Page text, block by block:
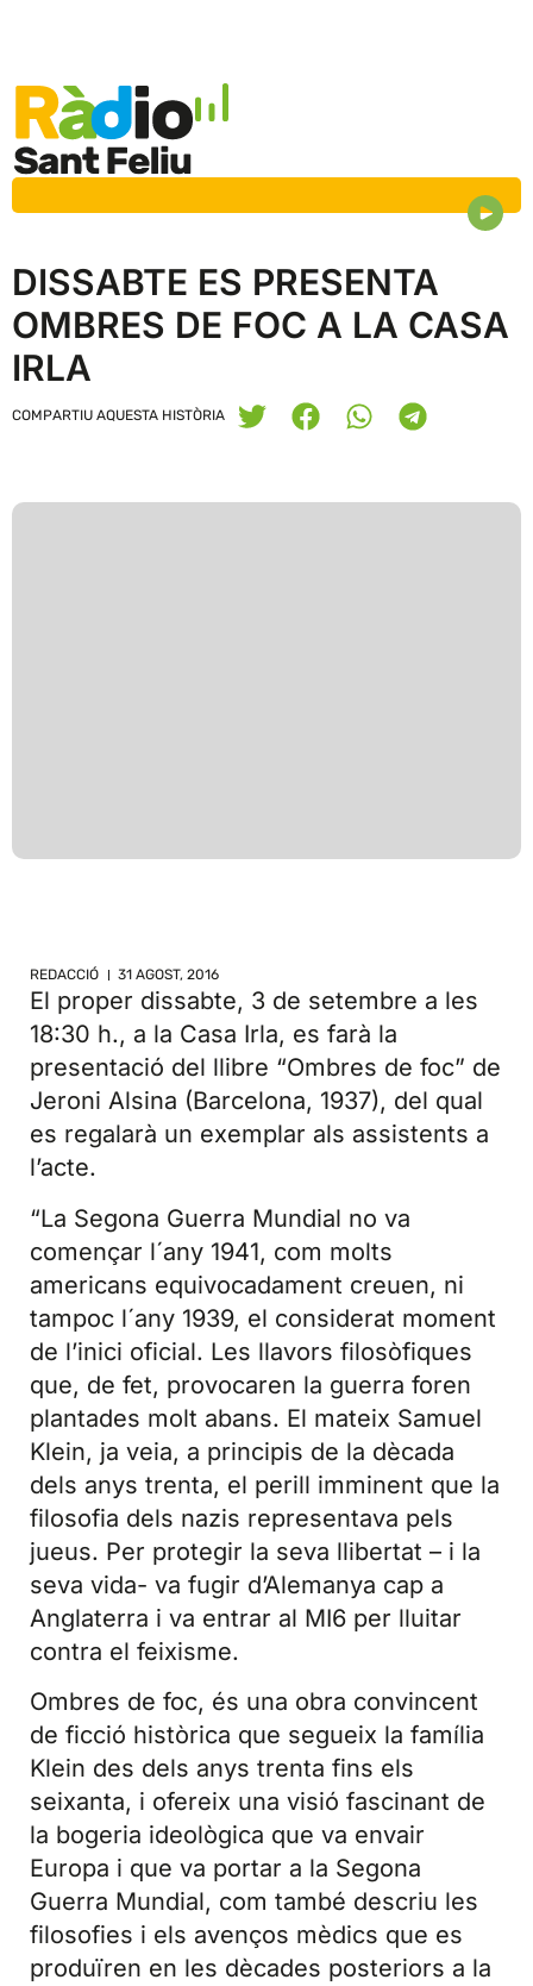
DISSABTE ES PRESENTA
OMBRES DE FOC A LA CASA
IRLA
COMPARTIU AQUESTA HISTÒRIA
REDACCIÓ 31 AGOST, 2016
El proper dissabte, 3 de setembre a les
18:30 h., a la Casa Irla, es farà la
presentació del llibre “Ombres de foc” de
Jeroni Alsina (Barcelona, 1937), del qual
es regalarà un exemplar als assistents a
l’acte.
“La Segona Guerra Mundial no va
començar l´any 1941, com molts
americans equivocadament creuen, ni
tampoc l´any 1939, el considerat moment
de l’inici oficial. Les llavors filosòfiques
que, de fet, provocaren la guerra foren
plantades molt abans. El mateix Samuel
Klein, ja veia, a principis de la dècada
dels anys trenta, el perill imminent que la
filosofia dels nazis representava pels
jueus. Per protegir la seva llibertat – i la
seva vida- va fugir d’Alemanya cap a
Anglaterra i va entrar al MI6 per lluitar
contra el feixisme.
Ombres de foc, és una obra convincent
de ficció històrica que segueix la família
Klein des dels anys trenta fins els
seixanta, i ofereix una visió fascinant de
la bogeria ideològica que va envair
Europa i que va portar a la Segona
Guerra Mundial, com també descriu les
filosofies i els avenços mèdics que es
produïren en les dècades posteriors a la